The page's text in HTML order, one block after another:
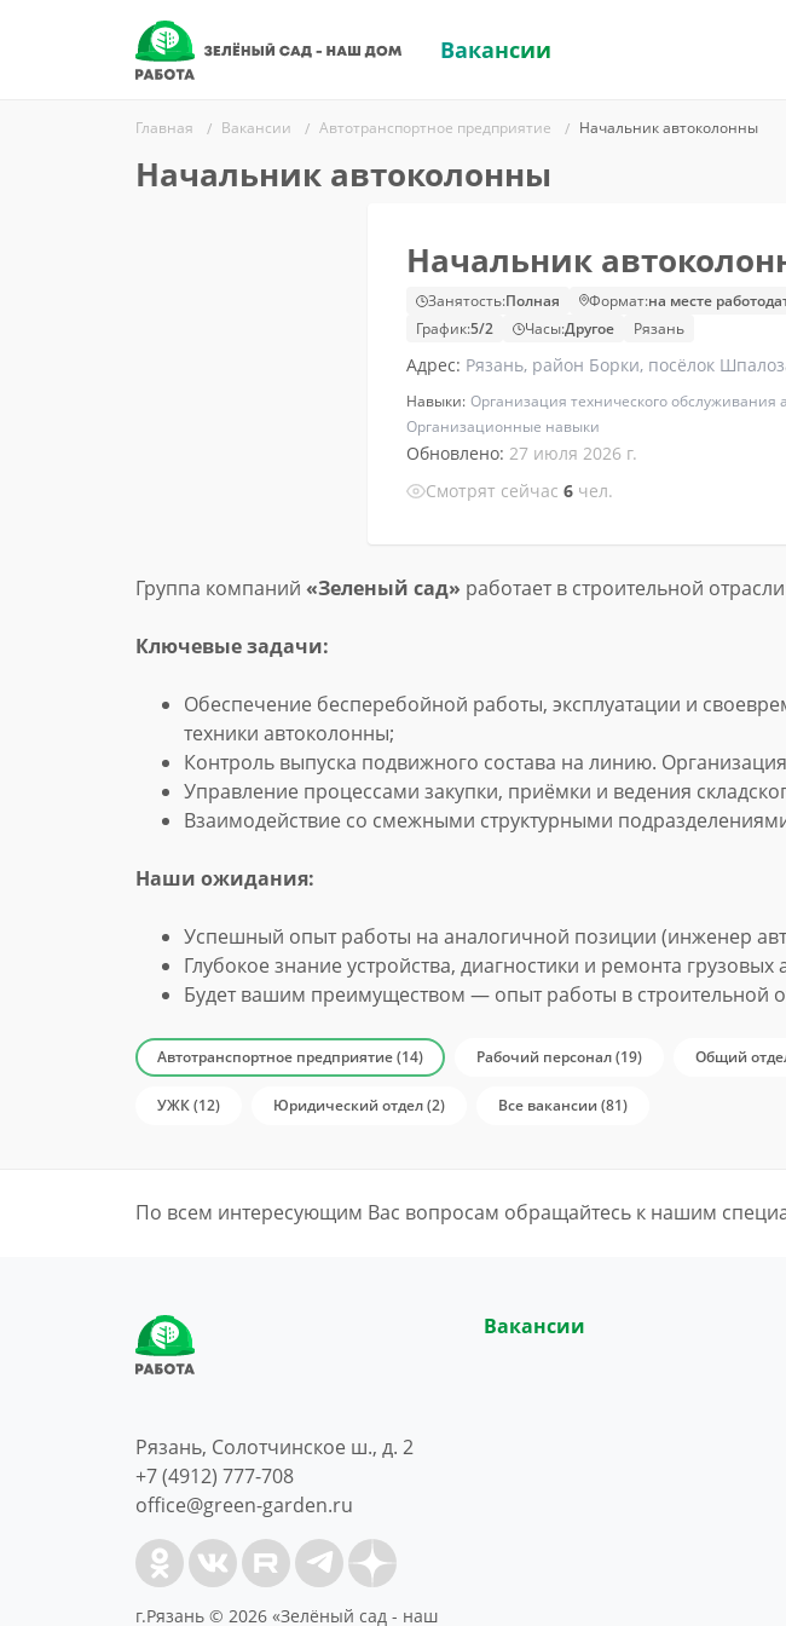
Вакансии
Главная Вакансии Автотранспортное предприятие Начальник автоколонны
Начальник автоколонны
Начальник
Занятость:Полная Формат:на месте
График:5/2 Часы:Другое Рязань
Адрес: Рязань, район Борки, посёлок
Навыки: Организация технического обслуживания
Организационные навыки
Обновлено: 27 июля 2026 г.
Смотрят сейчас 6 чел.
Группа компаний «Зеленый сад» работает в строительной
Ключевые задачи:
Обеспечение бесперебойной работы, эксплуатации и
техники автоколонны;
Контроль выпуска подвижного состава на линию.
Управление процессами закупки, приёмки и ведения
Взаимодействие со смежными структурными
Наши ожидания:
Успешный опыт работы на аналогичной позиции (инженер
Глубокое знание устройства, диагностики и ремонта
Будет вашим преимуществом — опыт работы в строительной
Автотранспортное предприятие (14) Рабочий персонал (19) Общий
УЖК (12) Юридический отдел (2) Все вакансии (81)
По всем интересующим Вас вопросам обращайтесь к нашим
Рязань, Солотчинское ш., д. 2
+7 (4912) 777-708
office@green-garden.ru
г.Рязань © 2026 «Зелёный сад - наш
Вакансии